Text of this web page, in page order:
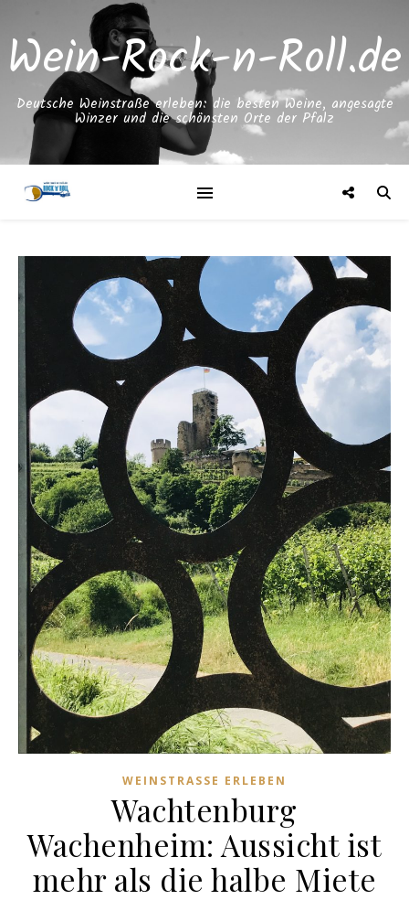
Wein-Rock-n-Roll.de
Deutsche Weinstraße erleben: die besten Weine, angesagte
Winzer und die schönsten Orte der Pfalz
WEINSTRASSE ERLEBEN
Wachtenburg
Wachenheim: Aussicht ist
mehr als die halbe Miete